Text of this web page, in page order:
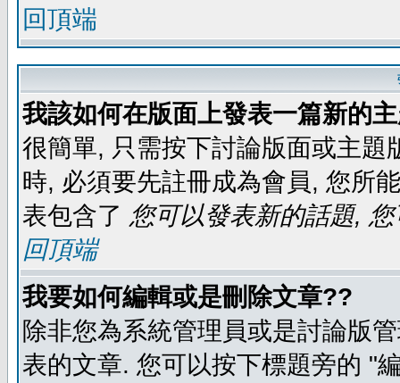
回頂端
我該如何在版面上發表一篇新的
很簡單, 只需按下討論版面或主
時, 必須要先註冊成為會員, 您所
表包含了 您可以發表新的話題,
回頂端
我要如何編輯或是刪除文章??
除非您為系統管理員或是討論版
表的文章. 您可以按下標題旁的 "